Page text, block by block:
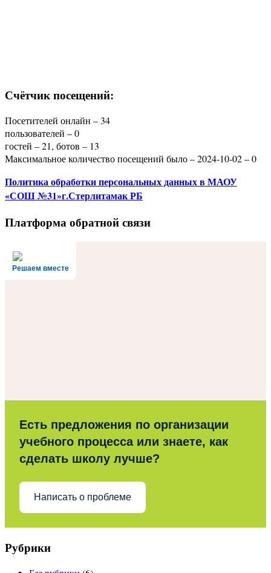
Счётчик посещений:
Посетителей онлайн – 34
пользователей – 0
гостей – 21, ботов – 13
Максимальное количество посещений было – 2024-10-02 – 0
Политикаобработки персональных данныхв МАОУ
«СОШ №31»г.Стерлитамак РБ
Платформа обратной связи
Решаем вместе
Есть предложения по организации
учебного процесса или знаете, как
сделать школу лучше?
Написать о проблеме
Рубрики